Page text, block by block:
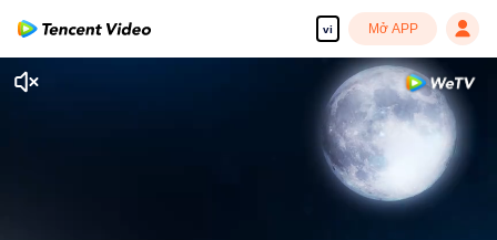
vi Mở APP
Tận hưởng những bộ phim truyền hình HD mượt mà